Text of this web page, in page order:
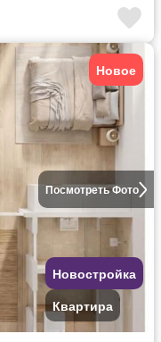
Посмотреть Фото
Новое
Новостройка
Квартира